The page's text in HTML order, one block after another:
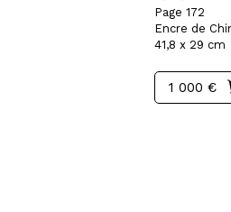
Page 172
Encre de
41,8 x 29 cm
1 000 €